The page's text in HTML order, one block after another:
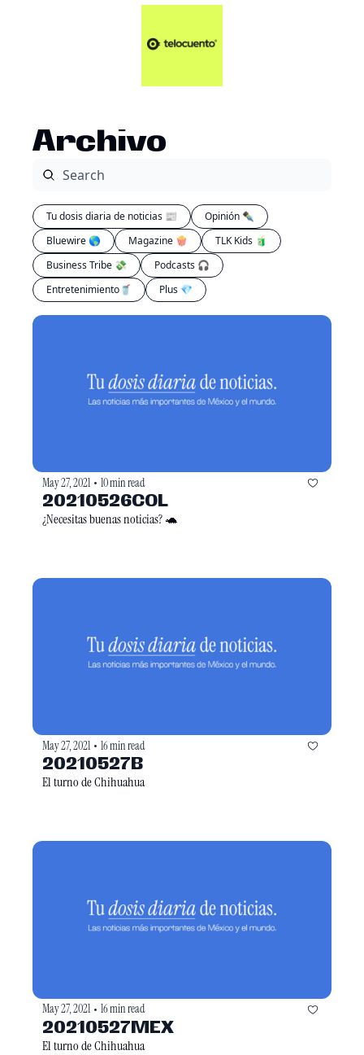
Artículos 📑
Plus 💎
Archivo
Tu dosis diaria de noticias 📰
Opinión ✒️
Bluewire 🌎
Magazine 🍿
TLK Kids 🧃
Business Tribe 💸
Podcasts 🎧
Entretenimiento🥤
Plus 💎
May 27, 2021 • 10 min read
20210526COL
¿Necesitas buenas noticias? 🐢
May 27, 2021 • 16 min read
20210527B
El turno de Chihuahua
May 27, 2021 • 16 min read
20210527MEX
El turno de Chihuahua